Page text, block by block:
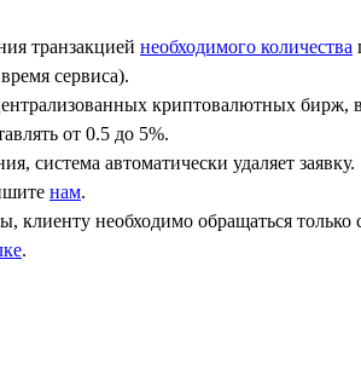
транзакцией необходимого количества
сервиса).
криптовалютных бирж,
от 0.5 до 5%.
система автоматически удаляет заявку.
нам.
необходимо обращаться
.